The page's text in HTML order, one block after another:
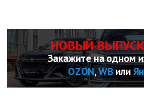
НОВЫЙ
Закажите на одном
OZON,WBили